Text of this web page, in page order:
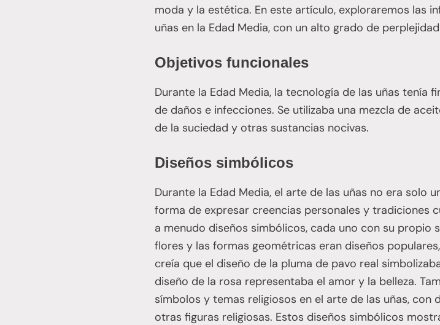
moda y la estética. En este artículo, exploraremos las
uñas en la Edad Media, con un alto grado de
Objetivos funcionales
Durante la Edad Media, la tecnología de las uñas tenía
de daños e infecciones. Se utilizaba una mezcla de
de la suciedad y otras sustancias nocivas.
Diseños simbólicos
Durante la Edad Media, el arte de las uñas no era solo
forma de expresar creencias personales y tradiciones
a menudo diseños simbólicos, cada uno con su propio
flores y las formas geométricas eran diseños
creía que el diseño de la pluma de pavo real
diseño de la rosa representaba el amor y la belleza.
símbolos y temas religiosos en el arte de las uñas, con
otras figuras religiosas. Estos diseños simbólicos